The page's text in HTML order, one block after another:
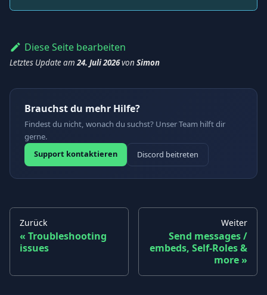
Diese Seite bearbeiten
Letztes Updateam24. Juli 2026von Simon
Brauchst du mehr Hilfe?
Findest du nicht, wonach du suchst? Unser Team hilft dir
gerne.
Support kontaktieren
Discord beitreten
Zurück
Troubleshooting
issues
Weiter
Send messages /
embeds, Self-Roles &
more